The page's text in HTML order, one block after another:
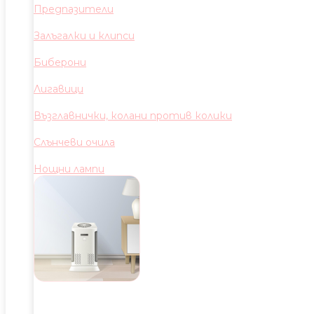
Предпазители
Залъгалки и клипси
Биберони
Лигавици
Възглавнички, колани против колики
Слънчеви очила
Нощни лампи